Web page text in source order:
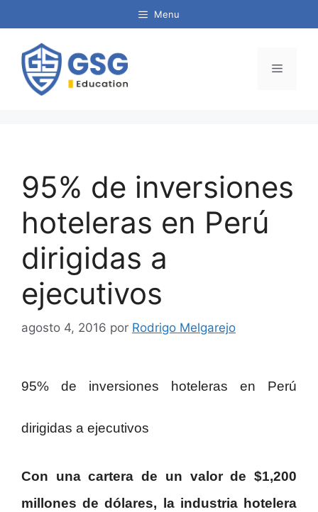
Menu
95% de inversiones
hoteleras en Perú
dirigidas a
ejecutivos
agosto 4, 2016 por Rodrigo Melgarejo
95% de inversiones hoteleras en Perú
dirigidas a ejecutivos
Con una cartera de un valor de $1,200
millones de dólares, la industria hotelera